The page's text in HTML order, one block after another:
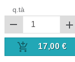
q.tà
17,00 €